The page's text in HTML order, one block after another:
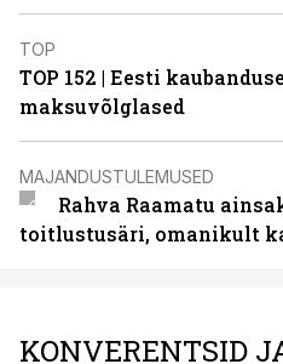
TOP
TOP 152 | Eesti
maksuvõlglased
MAJANDUSTULEMUSED
Rahva Raamatu
toitlustusäri, omanikult
KONVERENTSID